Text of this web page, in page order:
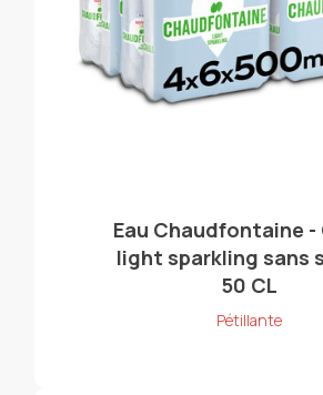
Eau Chaudfontaine
light sparkling sans
50 CL
Pétillante